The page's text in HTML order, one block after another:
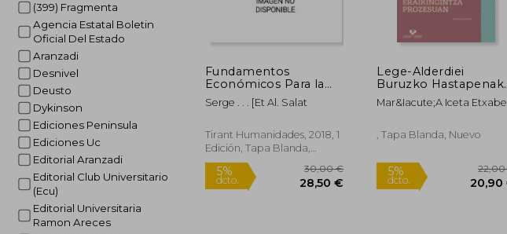
(399) Fragmenta
Agencia Estatal Boletin
Oficial Del Estado
Aranzadi
Desnivel
Deusto
Dykinson
Ediciones Peninsula
Ediciones Uc
Editorial Aranzadi
Editorial Club Universitario
(Ecu)
Editorial Universitaria
Ramon Areces
Fundamentos
Económicos Para la
Urbanización
Sostenible: Estudio
Enfoque
Serge . . . [Et Al. Salat
Tirant Humanidades, 2018, 1
Edición, Tapa Blanda,
Nuevo
Lege-Alderdiei
Buruzko Hastapenak
Eaeko Eraikingintza-
Prozesuan
Mar&Iacute;A Iceta Etxabe
, Tapa Blanda, Nuevo